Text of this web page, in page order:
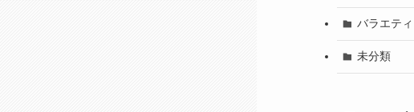
バラエティ
未分類